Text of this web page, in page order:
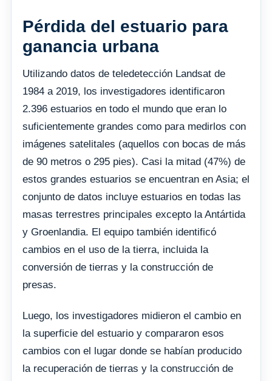
Pérdida del estuario para
ganancia urbana
Utilizando datos de teledetección Landsat de
1984 a 2019, los investigadores identificaron
2.396 estuarios en todo el mundo que eran lo
suficientemente grandes como para medirlos con
imágenes satelitales (aquellos con bocas de más
de 90 metros o 295 pies). Casi la mitad (47%) de
estos grandes estuarios se encuentran en Asia; el
conjunto de datos incluye estuarios en todas las
masas terrestres principales excepto la Antártida
y Groenlandia. El equipo también identificó
cambios en el uso de la tierra, incluida la
conversión de tierras y la construcción de
presas.
Luego, los investigadores midieron el cambio en
la superficie del estuario y compararon esos
cambios con el lugar donde se habían producido
la recuperación de tierras y la construcción de